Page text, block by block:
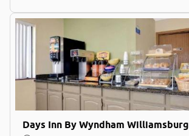
Days Inn By Wyndham Williamsburg